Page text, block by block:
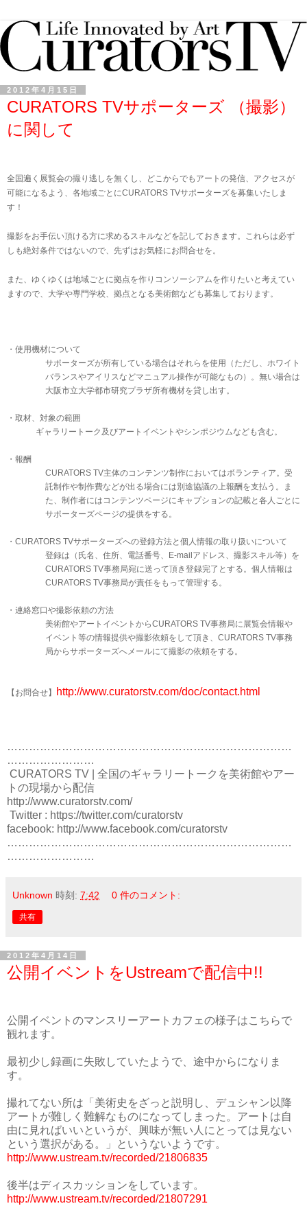
2012年4月15日
CURATORS TVサポーターズ （撮影）
に関して
全国遍く展覧会の撮り逃しを無くし、どこからでもアートの発信、アクセスが
可能になるよう、各地域ごとにCURATORS TVサポーターズを募集いたしま
す！
撮影をお手伝い頂ける方に求めるスキルなどを記しておきます。これらは必ず
しも絶対条件ではないので、先ずはお気軽にお問合せを。
また、ゆくゆくは地域ごとに拠点を作りコンソーシアムを作りたいと考えてい
ますので、大学や専門学校、拠点となる美術館なども募集しております。
・使用機材について
サポーターズが所有している場合はそれらを使用（ただし、ホワイト
バランスやアイリスなどマニュアル操作が可能なもの）。無い場合は
大阪市立大学都市研究プラザ所有機材を貸し出す。
・取材、対象の範囲
ギャラリートーク及びアートイベントやシンポジウムなども含む。
・報酬
CURATORS TV主体のコンテンツ制作においてはボランティア。受
託制作や制作費などが出る場合には別途協議の上報酬を支払う。ま
た、制作者にはコンテンツページにキャプションの記載と各人ごとに
サポーターズページの提供をする。
・ CURATORS TVサポーターズへの登録方法と個人情報の取り扱いについて
登録は（氏名、住所、電話番号、 E-mailアドレス、撮影スキル等）を
CURATORS TV事務局宛に送って頂き登録完了とする。個人情報は
CURATORS TV事務局が責任をもって管理する。
・連絡窓口や撮影依頼の方法
美術館やアートイベントからCURATORS TV事務局に展覧会情報や
イベント等の情報提供や撮影依頼をして頂き、
CURATORS TV事務
局からサポーターズへメールにて撮影の依頼をする。
【お問合せ】 http://www.curatorstv.com/doc/contact.html
……………………………………………………………………
……………………
CURATORS TV | 全国のギャラリートークを美術館やアー
トの現場から配信
http://www.curatorstv.com/
Twitter : https://twitter.com/curatorstv
facebook: http://www.facebook.com/curatorstv
……………………………………………………………………
……………………
Unknown 時刻: 7:42 0 件のコメント:
共有
2012年4月14日
公開イベントをUstreamで配信中!!
公開イベントのマンスリーアートカフェの様子はこちらで
観れます。
最初少し録画に失敗していたようで、途中からになりま
す。
撮れてない所は「美術史をざっと説明し、デュシャン以降
アートが難しく難解なものになってしまった。アートは自
由に見ればいいというが、興味が無い人にとっては見ない
という選択がある。」というないようです。
http://www.ustream.tv/recorded/21806835
後半はディスカッションをしています。
http://www.ustream.tv/recorded/21807291